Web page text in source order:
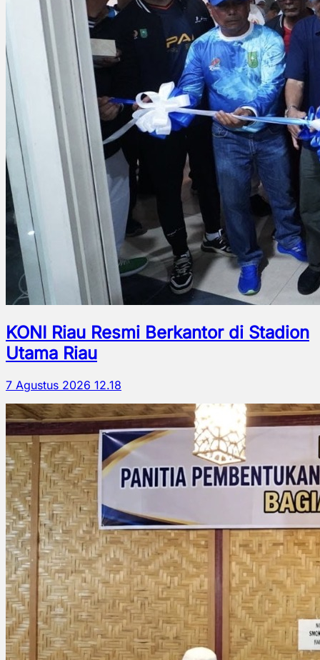
KONI Riau Resmi Berkantor di Stadion
Utama Riau
7 Agustus 2026 12.18